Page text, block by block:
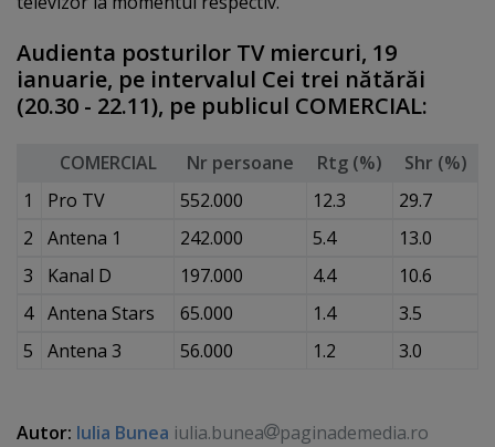
Audienta posturilor TV miercuri, 19
ianuarie, pe intervalul Cei trei nătărăi
(20.30 - 22.11), pe publicul COMERCIAL:
COMERCIAL Nr persoane Rtg (%)
Shr (%)
1
Pro TV 552.000 12.3
29.7
2
Antena 1 242.000 5.4
13.0
3
Kanal D 197.000 4.4
10.6
4
Antena Stars 65.000 1.4
3.5
5
Antena 3 56.000 1.2 3.0
Autor: Iulia Bunea iulia.bunea paginademedia.ro